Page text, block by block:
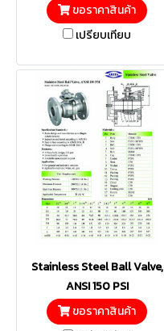
ขอราคาสินค้า
เปรียบเทียบ
Stainless Steel Ball Valve,
ANSI 150 PSI
ขอราคาสินค้า